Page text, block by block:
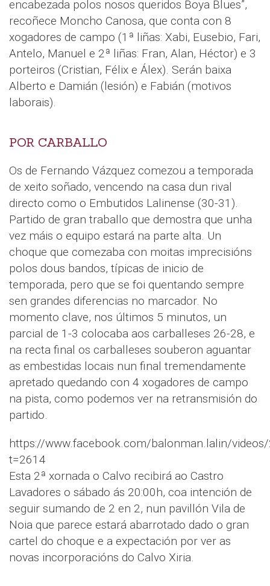
encabezada polos nosos queridos Boya Blues”,
recoñece Moncho Canosa, que conta con 8
xogadores de campo (1ª liñas: Xabi, Eusebio, Fari,
Antelo, Manuel e 2ª liñas: Fran, Alan, Héctor) e 3
porteiros (Cristian, Félix e Álex). Serán baixa
Alberto e Damián (lesión) e Fabián (motivos
laborais).
POR CARBALLO
Os de Fernando Vázquez comezou a temporada
de xeito soñado, vencendo na casa dun rival
directo como o Embutidos Lalinense (30-31).
Partido de gran traballo que demostra que unha
vez máis o equipo estará na parte alta. Un
choque que comezaba con moitas imprecisións
polos dous bandos, típicas de inicio de
temporada, pero que se foi quentando sempre
sen grandes diferencias no marcador. No
momento clave, nos últimos 5 minutos, un
parcial de 1-3 colocaba aos carballeses 26-28, e
na recta final os carballeses souberon aguantar
as embestidas locais nun final tremendamente
apretado quedando con 4 xogadores de campo
na pista, como podemos ver na retransmisión do
partido.
https://www.facebook.com/balonman.lalin/
t=2614
Esta 2ª xornada o Calvo recibirá ao Castro
Lavadores o sábado ás 20:00h, coa intención de
seguir sumando de 2 en 2, nun pavillón Vila de
Noia que parece estará abarrotado dado o gran
cartel do choque e a expectación por ver as
novas incorporacións do Calvo Xiria.